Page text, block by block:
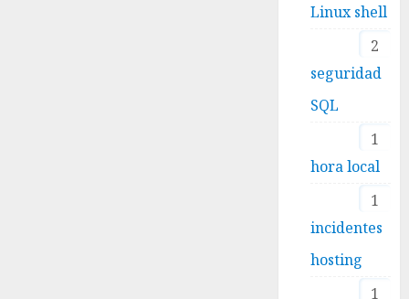
Linux shell
2
seguridad
SQL
1
hora local
1
incidentes
hosting
1